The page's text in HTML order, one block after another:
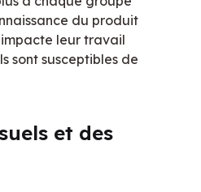
du produit
leur travail
sont susceptibles de
et des